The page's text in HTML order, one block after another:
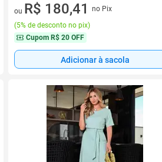
2 vez de R$ 94,95 sem juros
ou R$ 180,41
no Pix
(5% de desconto no pix)
Cupom R$ 20 OFF
Adicionar à sacola